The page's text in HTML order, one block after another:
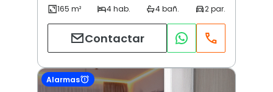
Contactar
Alarmas